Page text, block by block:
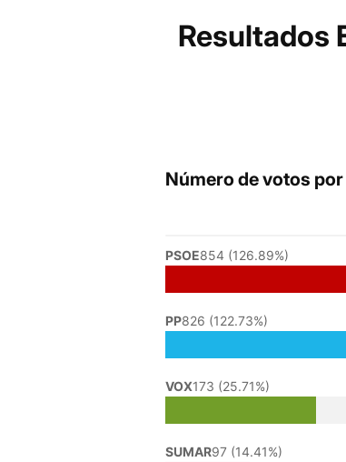
Resultados
Número de votos
PSOE854 (126.89%)
PP826 (122.73%)
VOX173 (25.71%)
SUMAR97 (14.41%)